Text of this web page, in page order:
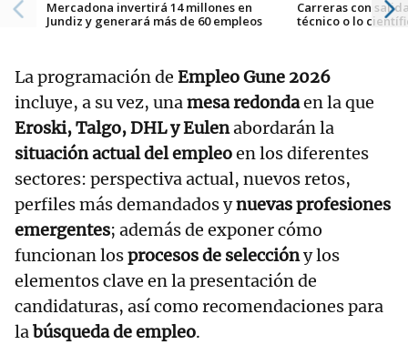
Mercadona invertirá 14 millones en
Jundiz y generará más de 60 empleos
Carreras con
técnico o lo
La programación de Empleo Gune 2026
incluye, a su vez, unamesa redondaen la que
Eroski, Talgo, DHL y Eulenabordarán la
situación actual del empleoen los diferentes
sectores: perspectiva actual, nuevos retos,
perfiles más demandados ynuevas profesiones
emergentes; además de exponer cómo
funcionan losprocesos de seleccióny los
elementos clave en la presentación de
candidaturas, así como recomendaciones para
labúsqueda de empleo.